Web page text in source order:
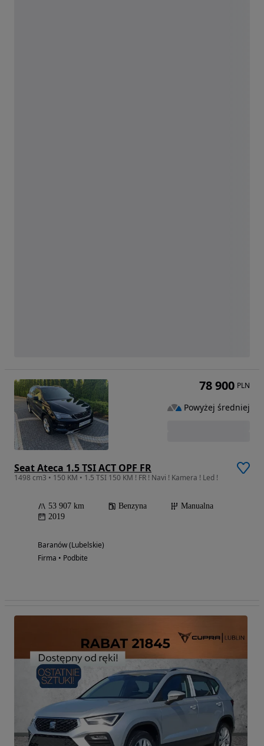
Seat Ateca 1.5 TSI ACT OPF FR
1498 cm3 • 150 KM • 1.5 TSI 150 KM ! FR ! Navi ! Kamera ! Led !
53 907 km Benzyna
Manualna
2019
Baranów (Lubelskie)
Firma • Podbite
78 900 PLN
Powyżej średniej